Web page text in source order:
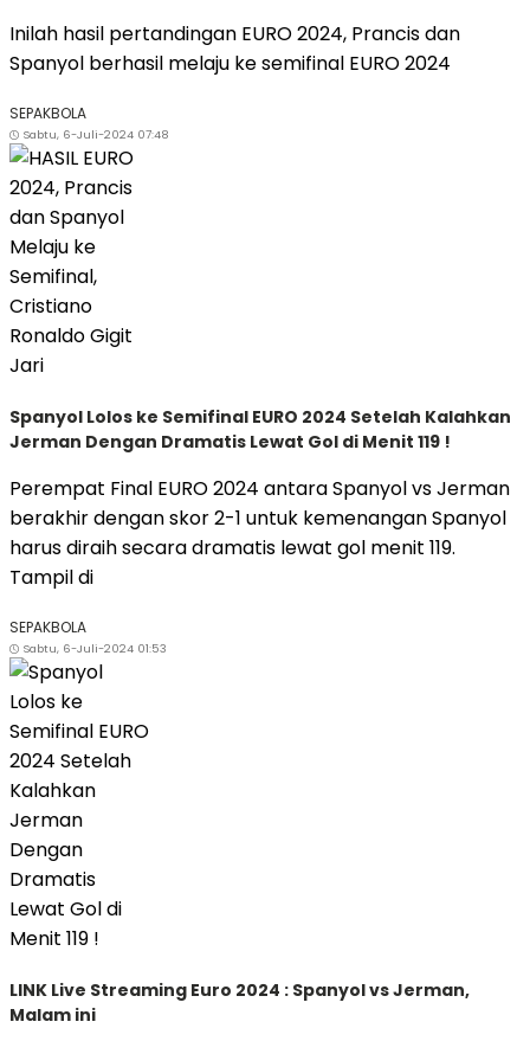
Inilah hasil pertandingan EURO 2024, Prancis dan
Spanyol berhasil melaju ke semifinal EURO 2024
SEPAKBOLA
Sabtu, 6-Juli-2024 07:48
Spanyol Lolos ke Semifinal EURO 2024 Setelah Kalahkan
Jerman Dengan Dramatis Lewat Gol di Menit 119 !
Perempat Final EURO 2024 antara Spanyol vs Jerman
berakhir dengan skor 2-1 untuk kemenangan Spanyol
harus diraih secara dramatis lewat gol menit 119.
Tampil di
SEPAKBOLA
Sabtu, 6-Juli-2024 01:53
LINK Live Streaming Euro 2024 : Spanyol vs Jerman,
Malam ini